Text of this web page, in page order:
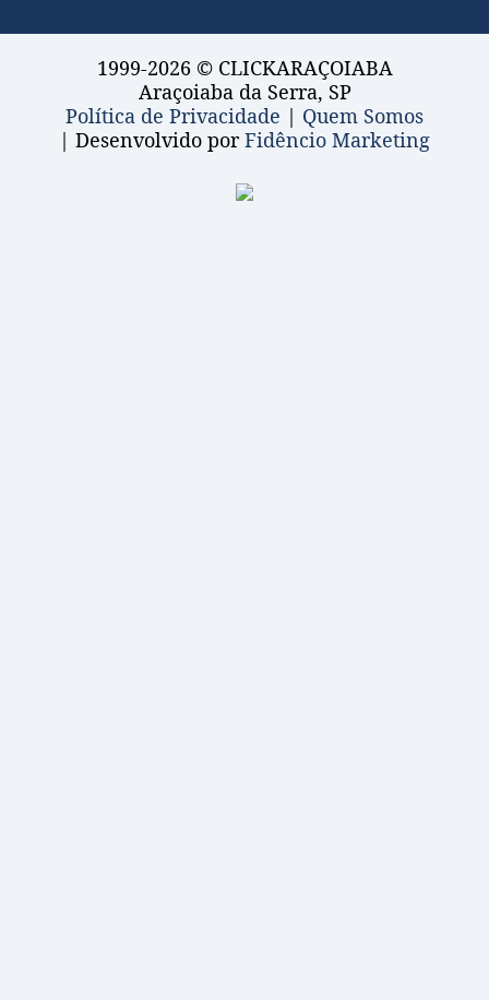
1999-2026 © CLICKARAÇOIABA
Araçoiaba da Serra, SP
Política de Privacidade | Quem Somos
| Desenvolvido porFidêncio Marketing